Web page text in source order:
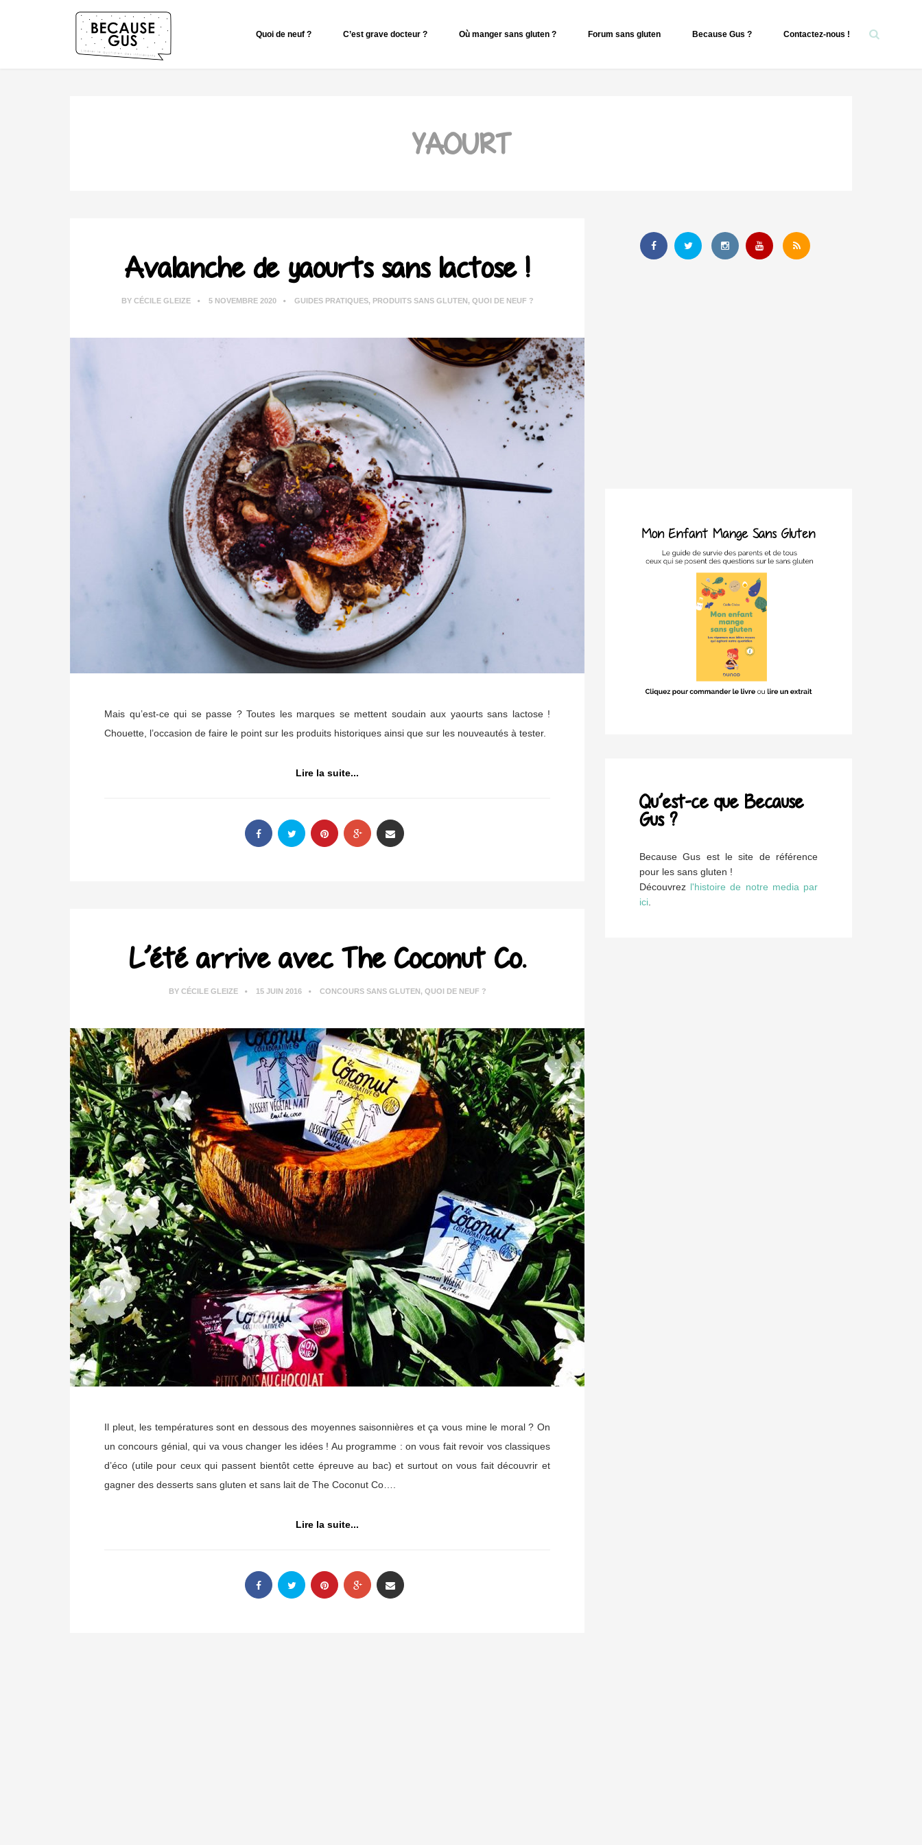
Quoi de neuf ? C’est grave docteur ? Où manger sans gluten ? Forum sans gluten Because Gus ? Contactez-nous !
YAOURT
Avalanche de yaourts sans lactose !
BY CÉCILE GLEIZE 5 NOVEMBRE 2020 GUIDES PRATIQUES, PRODUITS SANS GLUTEN, QUOI DE NEUF ?
Mais qu’est-ce qui se passe ? Toutes les marques se mettent soudain aux yaourts sans lactose !
Chouette, l’occasion de faire le point sur les produits historiques ainsi que sur les nouveautés à tester.
Lire la suite...
L’été arrive avec The Coconut Co.
BY CÉCILE GLEIZE 15 JUIN 2016 CONCOURS SANS GLUTEN , QUOI DE NEUF ?
Il pleut, les températures sont en dessous des moyennes saisonnières et ça vous mine le moral ? On
un concours génial, qui va vous changer les idées ! Au programme : on vous fait revoir vos classiques
d’éco (utile pour ceux qui passent bientôt cette épreuve au bac) et surtout on vous fait découvrir et
gagner des desserts sans gluten et sans lait de The Coconut Co….
Lire la suite...
Qu’est-ce que Because
Gus ?
Because Gus est le site de référence
pour les sans gluten !
Découvrez l'histoire de notre media par
ici